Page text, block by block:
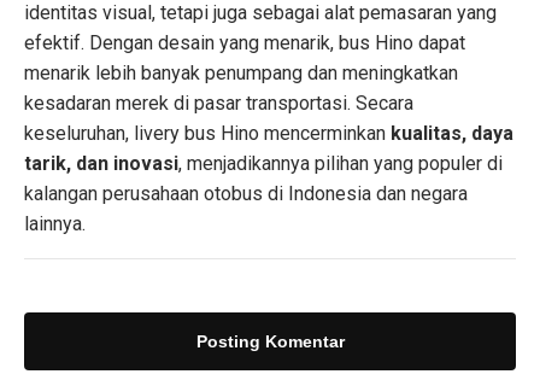
identitas visual, tetapi juga sebagai alat pemasaran yang
efektif. Dengan desain yang menarik, bus Hino dapat
menarik lebih banyak penumpang dan meningkatkan
kesadaran merek di pasar transportasi. Secara
keseluruhan, livery bus Hino mencerminkan kualitas, daya
tarik, dan inovasi, menjadikannya pilihan yang populer di
kalangan perusahaan otobus di Indonesia dan negara
lainnya.
Posting Komentar